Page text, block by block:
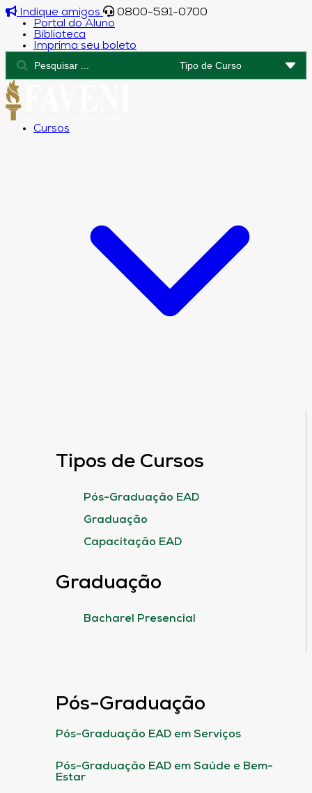
Indique amigos
0800-591-0700
Portal do Aluno
Biblioteca
Imprima seu boleto
Cursos
Tipos de Cursos
Pós-Graduação EAD
Graduação
Capacitação EAD
Graduação
Bacharel Presencial
Pós-Graduação
Pós-Graduação EAD em Serviços
Pós-Graduação EAD em Saúde e Bem-
Estar